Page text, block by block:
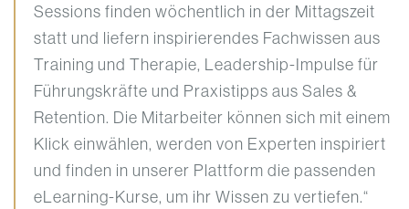
Sessions finden wöchentlich in der Mittagszeit
statt und liefern inspirierendes Fachwissen aus
Training und Therapie, Leadership-Impulse für
Führungskräfte und Praxistipps aus Sales &
Retention. Die Mitarbeiter können sich mit einem
Klick einwählen, werden von Experten inspiriert
und finden in unserer Plattform die passenden
eLearning-Kurse, um ihr Wissen zu vertiefen.“